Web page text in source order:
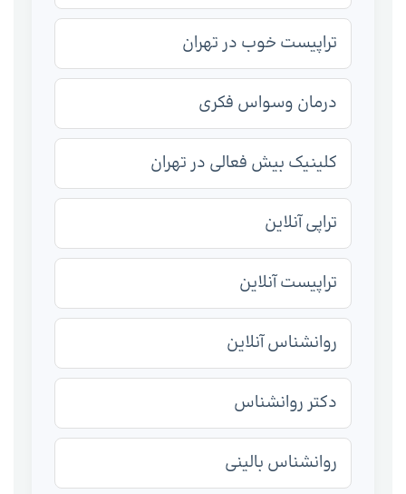
تراپیست خوب در تهران
درمان وسواس فکری
کلینیک بیش فعالی در تهران
تراپی آنلاین
تراپیست آنلاین
روانشناس آنلاین
دکتر روانشناس
روانشناس بالینی